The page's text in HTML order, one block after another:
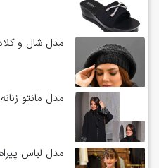
مدل شال و
مدل مانتو
مدل لباس